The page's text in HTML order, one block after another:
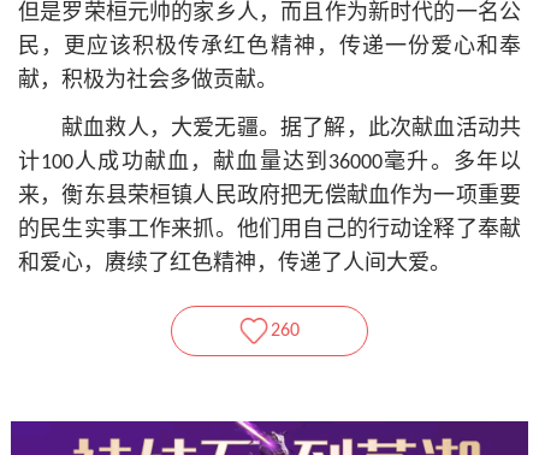
但是罗荣桓元帅的家乡人，而且作为新时代的一名公
民，更应该积极传承红色精神，传递一份爱心和奉
献，积极为社会多做贡献。
献血救人，大爱无疆。据了解，此次献血活动共
计100人成功献血，献血量达到36000毫升。多年以
来，衡东县荣桓镇人民政府把无偿献血作为一项重要
的民生实事工作来抓。他们用自己的行动诠释了奉献
和爱心，赓续了红色精神，传递了人间大爱。
260